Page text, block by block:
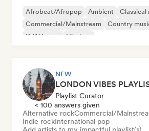
Afrobeat/Afropop Ambient
Classical
Commercial/Mainstream
Country
Drill/Jersey
Hip-hop
NEW
LONDON VIBES
Playlist Curator
< 100 answers given
Alternative rockCommercial/
Indie rockInternational pop